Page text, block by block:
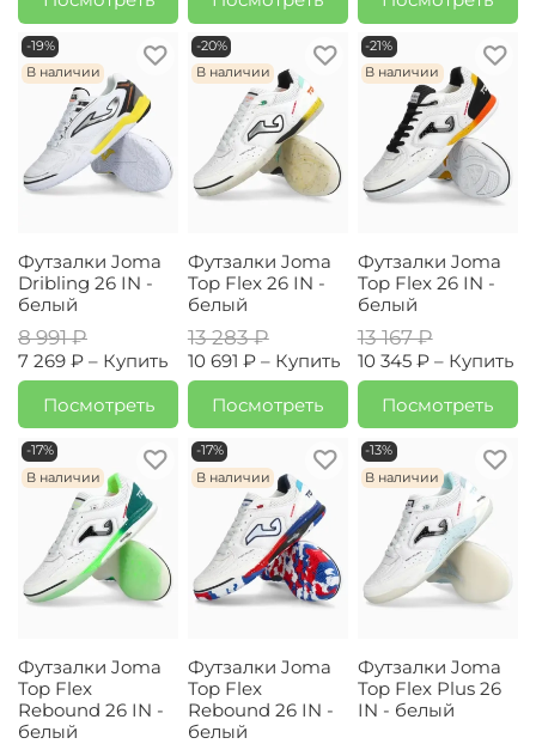
-19%
В наличии
Футзалки Joma
Dribling 26 IN -
белый
8 991 ₽
7 269 ₽ – Купить
Посмотреть
-20%
В наличии
Футзалки Joma
Top Flex 26 IN -
белый
13 283 ₽
10 691 ₽ – Купить
Посмотреть
-21%
В наличии
Футзалки Joma
Top Flex 26 IN -
белый
13 167 ₽
10 345 ₽ – Купить
Посмотреть
-17%
В наличии
Футзалки Joma
Top Flex
Rebound 26 IN -
белый
-17%
В наличии
Футзалки Joma
Top Flex
Rebound 26 IN -
белый
-13%
В наличии
Футзалки Joma
Top Flex Plus 26
IN - белый